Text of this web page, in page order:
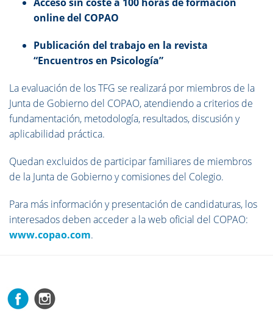
online del COPAO
Publicación del trabajo en la revista
“Encuentros en Psicología”
La evaluación de los TFG se realizará por miembros de la
Junta de Gobierno del COPAO, atendiendo a criterios de
fundamentación, metodología, resultados, discusión y
aplicabilidad práctica.
Quedan excluidos de participar familiares de miembros
de la Junta de Gobierno y comisiones del Colegio.
Para más información y presentación de candidaturas, los
interesados deben acceder a la web oficial del COPAO:
www.copao.com.